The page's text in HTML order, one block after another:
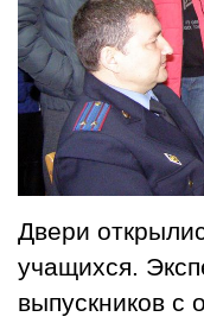
Двери
учащихся.
выпускников с